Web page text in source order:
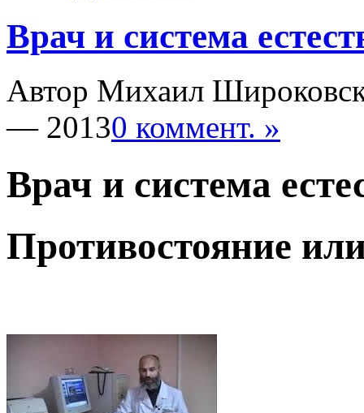
Врач и система
Автор Михаил
— 20130 коммент. »
Врач и система
Противостояние